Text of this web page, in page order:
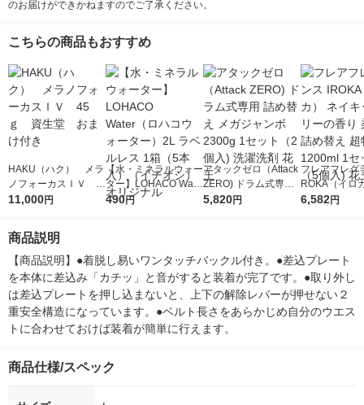
のお届けができかねますのでご了承ください。
こちらの商品もおすすめ
HAKU（ハク） メラ
ノフォーカスＩＶ 4
5ｇ 資生堂 おまけ
11,000円
【水・ミネラルウォー
ター】LOHACO Wate
r（ロハコウォータ
490円
アタックゼロ（Attack
ZERO) ドラム式専用
詰め替え メガジャン
5,820円
フレアフレグ
ROKA（イロ
イキッドリリ
6,582円
商品説明
【商品説明】●着脱し易いワンタッチバックル付き。●差込プレート
を本体に差込み「カチッ」と音がすると装着が完了です。●取り外し
は差込プレートを押し込まないと、上下の解除レバーが押せない２
重安全構造になっています。●ベルト長さをあらかじめ自分のウエス
トに合わせておけば装着が簡単に行えます。
商品仕様/スペック